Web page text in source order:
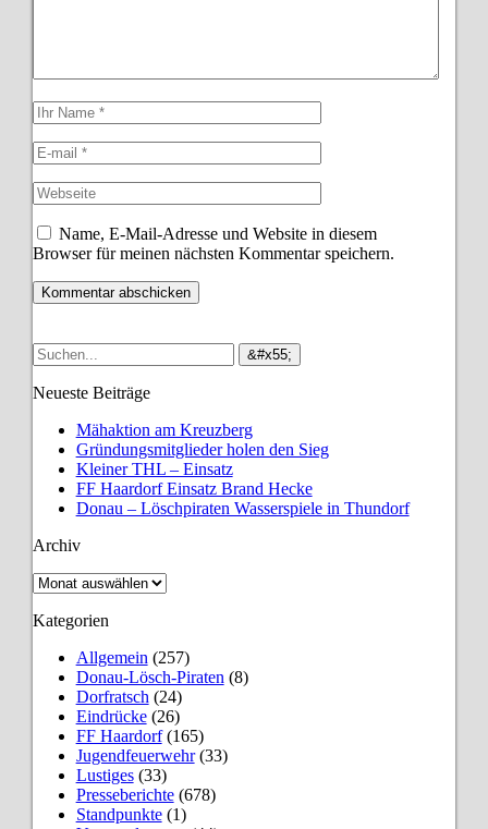
Name, E-Mail-Adresse und Website in diesem
Browser für meinen nächsten Kommentar speichern.
Neueste Beiträge
Mähaktion am Kreuzberg
Gründungsmitglieder holen den Sieg
Kleiner THL – Einsatz
FF Haardorf Einsatz Brand Hecke
Donau – Löschpiraten Wasserspiele in Thundorf
Archiv
Archiv
Kategorien
Allgemein (257)
Donau-Lösch-Piraten (8)
Dorfratsch (24)
Eindrücke(26)
FF Haardorf(165)
Jugendfeuerwehr(33)
Lustiges(33)
Presseberichte(678)
Standpunkte(1)